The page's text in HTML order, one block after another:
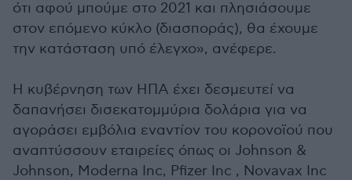
ότι αφού μπούμε στο 2021 και πλησιάσουμε
στον επόμενο κύκλο (διασποράς), θα έχουμε
την κατάσταση υπό έλεγχο», ανέφερε.
Η κυβέρνηση των ΗΠΑ έχει δεσμευτεί να
δαπανήσει δισεκατομμύρια δολάρια για να
αγοράσει εμβόλια εναντίον του κορονοϊού που
αναπτύσσουν εταιρείες όπως οι Johnson &
Johnson, Moderna Inc, Pfizer Inc , Novavax Inc